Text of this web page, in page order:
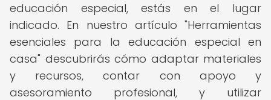
educación especial, estás en el lugar
indicado. En nuestro artículo "Herramientas
esenciales para la educación especial en
casa" descubrirás cómo adaptar materiales
y recursos, contar con apoyo y
asesoramiento profesional, y utilizar